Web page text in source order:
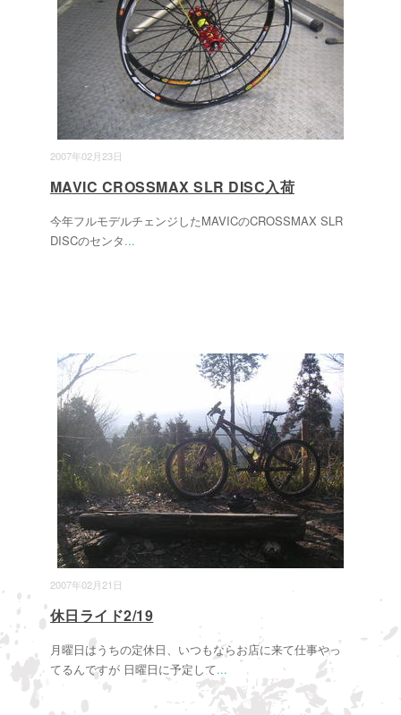
2007年02月23日
MAVIC CROSSMAX SLR DISC入荷
今年フルモデルチェンジしたMAVICのCROSSMAX SLR
DISCのセンタ...
2007年02月21日
休日ライド2/19
月曜日はうちの定休日、いつもならお店に来て仕事やっ
てるんですが 日曜日に予定して...